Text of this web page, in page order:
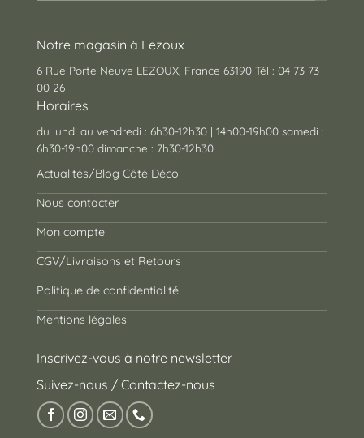
Notre magasin à Lezoux
6 Rue Porte Neuve LEZOUX, France 63190 Tél : 04 73 73
00 26
Horaires
du lundi au vendredi : 6h30-12h30 | 14h00-19h00 samedi :
6h30-19h00 dimanche : 7h30-12h30
Actualités/Blog Côté Déco
Nous contacter
Mon compte
CGV/Livraisons et Retours
Politique de confidentialité
Mentions légales
Inscrivez-vous à notre newsletter
Suivez-nous / Contactez-nous